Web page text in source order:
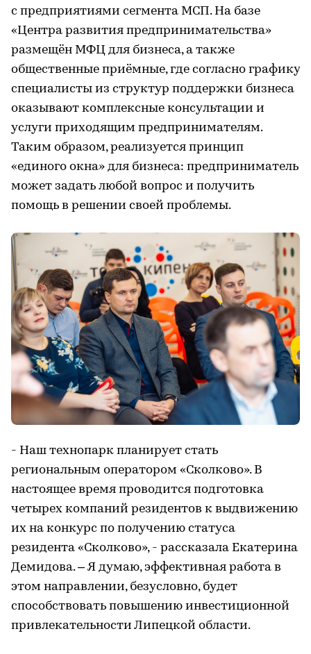
с предприятиями сегмента МСП. На базе
«Центра развития предпринимательства»
размещён МФЦ для бизнеса, а также
общественные приёмные, где согласно графику
специалисты из структур поддержки бизнеса
оказывают комплексные консультации и
услуги приходящим предпринимателям.
Таким образом, реализуется принцип
«единого окна» для бизнеса: предприниматель
может задать любой вопрос и получить
помощь в решении своей проблемы.
- Наш технопарк планирует стать
региональным оператором «Сколково». В
настоящее время проводится подготовка
четырех компаний резидентов к выдвижению
их на конкурс по получению статуса
резидента «Сколково», - рассказала Екатерина
Демидова. – Я думаю, эффективная работа в
этом направлении, безусловно, будет
способствовать повышению инвестиционной
привлекательности Липецкой области.